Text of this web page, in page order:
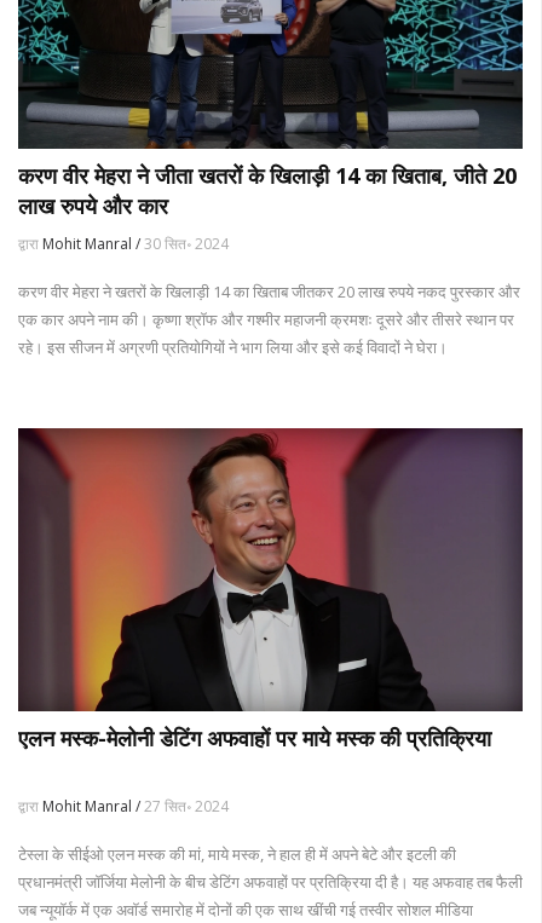
करण वीर मेहरा ने जीता खतरों के खिलाड़ी 14 का खिताब, जीते 20
लाख रुपये और कार
द्वारा Mohit Manral /30 सित॰ 2024
करण वीर मेहरा ने खतरों के खिलाड़ी 14 का खिताब जीतकर 20 लाख रुपये नकद पुरस्कार और
एक कार अपने नाम की। कृष्णा श्रॉफ और गश्मीर महाजनी क्रमशः दूसरे और तीसरे स्थान पर
रहे। इस सीजन में अग्रणी प्रतियोगियों ने भाग लिया और इसे कई विवादों ने घेरा।
एलन मस्क-मेलोनी डेटिंग अफवाहों पर माये मस्क की प्रतिक्रिया
द्वारा Mohit Manral /27 सित॰ 2024
टेस्ला के सीईओ एलन मस्क की मां, माये मस्क, ने हाल ही में अपने बेटे और इटली की
प्रधानमंत्री जॉर्जिया मेलोनी के बीच डेटिंग अफवाहों पर प्रतिक्रिया दी है। यह अफवाह तब फैली
जब न्यूयॉर्क में एक अवॉर्ड समारोह में दोनों की एक साथ खींची गई तस्वीर सोशल मीडिया